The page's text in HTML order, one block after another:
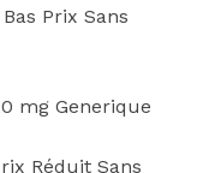
Prix Sans
mg Generique
Réduit Sans